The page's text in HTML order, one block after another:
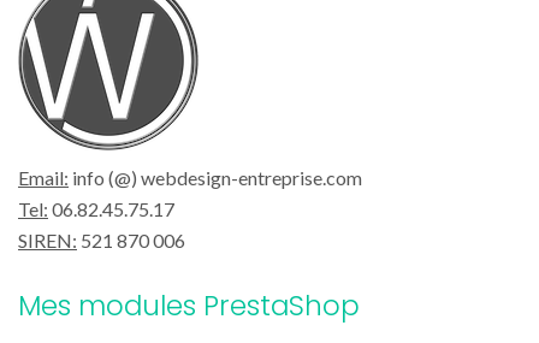
Email: info (@) webdesign-entreprise.com
Tel: 06.82.45.75.17
SIREN: 521 870 006
Mes modules PrestaShop